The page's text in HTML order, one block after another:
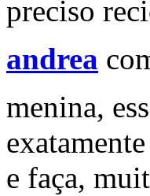
preciso
andrea
menina,
e faça,